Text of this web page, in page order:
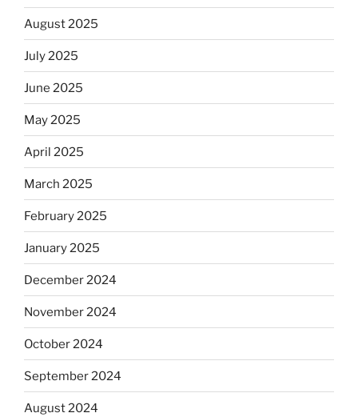
August 2025
July 2025
June 2025
May 2025
April 2025
March 2025
February 2025
January 2025
December 2024
November 2024
October 2024
September 2024
August 2024